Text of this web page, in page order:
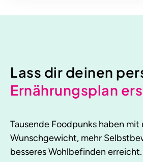
Lass dir deinen
Ernährungsplan
Tausende Foodpunks haben mit
Wunschgewicht, mehr
besseres Wohlbefinden erreicht.